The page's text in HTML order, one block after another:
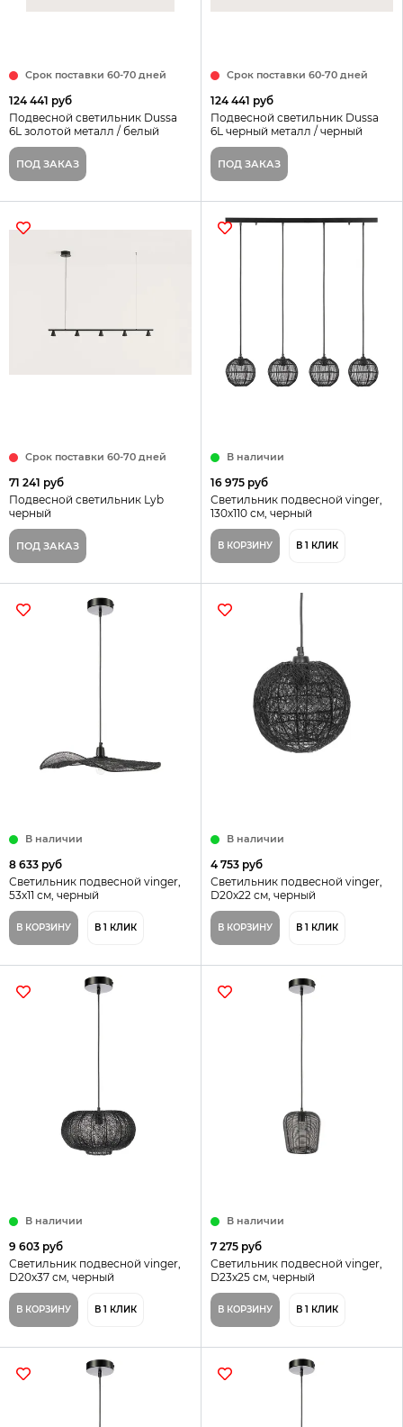
Срок поставки 60-70 дней
124 441 руб
Подвесной светильник Dussa
6L золотой металл / белый
мрамор
ПОД ЗАКАЗ
Срок поставки 60-70 дней
124 441 руб
Подвесной светильник Dussa
6L черный металл / черный
мрамор
ПОД ЗАКАЗ
Срок поставки 60-70 дней
71 241 руб
Подвесной светильник Lyb
черный
ПОД ЗАКАЗ
В наличии
16 975 руб
Светильник подвесной vinger,
130х110 см, черный
В КОРЗИНУ В 1 КЛИК
В наличии
8 633 руб
Светильник подвесной vinger,
53х11 см, черный
В КОРЗИНУ В 1 КЛИК
В наличии
4 753 руб
Светильник подвесной vinger,
D20х22 см, черный
В КОРЗИНУ В 1 КЛИК
В наличии
9 603 руб
Светильник подвесной vinger,
D20х37 см, черный
В КОРЗИНУ В 1 КЛИК
В наличии
7 275 руб
Светильник подвесной vinger,
D23х25 см, черный
В КОРЗИНУ В 1 КЛИК